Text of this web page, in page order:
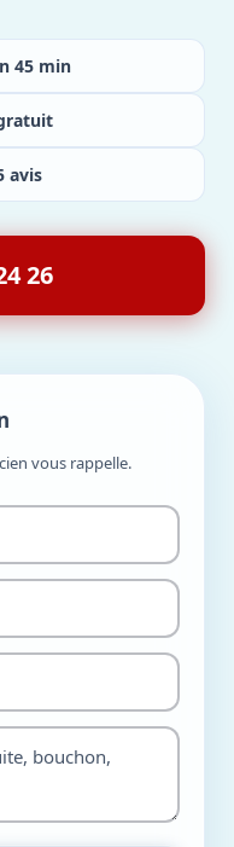
45 min
avis
26
vous rappelle.